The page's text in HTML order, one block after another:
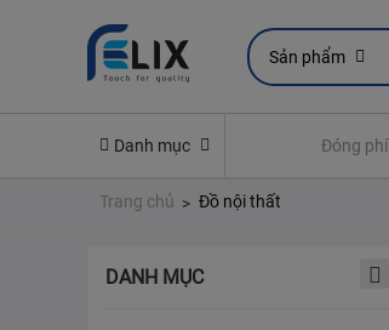
Sản phẩm
Danh mục
Yêu cầu quyền lợi bảo hiểm Đóng phí
Trang chủ Đồ nội thất
DANH MỤC